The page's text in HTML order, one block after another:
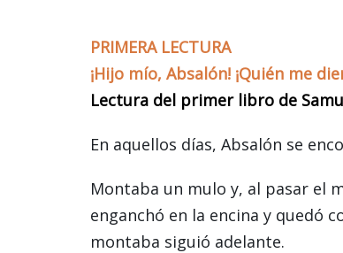
PRIMERA LECTURA
¡Hijo mío, Absalón! ¡Quién me
Lectura del primer libro de
En aquellos días, Absalón se
Montaba un mulo y, al pasar el
enganchó en la encina y quedó
montaba siguió adelante.